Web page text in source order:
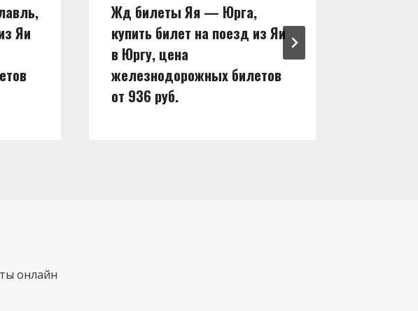
Яи
Жд билеты Яя — Юрга,
купить билет на поезд из Яи
в Юргу, цена
железнодорожных билетов
от 936 руб.
онлайн